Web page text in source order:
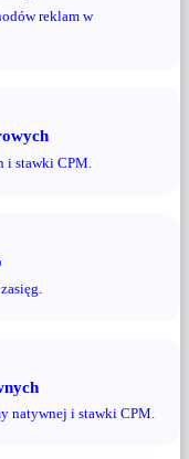
reklam w
i stawki CPM.
natywnej i stawki CPM.